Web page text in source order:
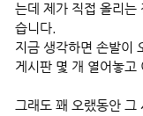
는데 제가 직접 올리는
습니다.
지금 생각하면 손발이
게시판 몇 개 열어놓고
그래도 꽤 오랬동안 그